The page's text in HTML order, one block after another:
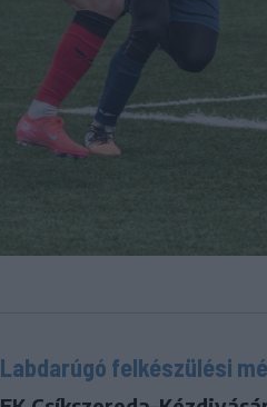
Labdarúgó felkészülési